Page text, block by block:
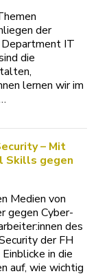
der
IT
die
lernen wir im
– Mit
Skills gegen
Medien von
gegen Cyber-
des
der FH
in die
auf, wie wichtig